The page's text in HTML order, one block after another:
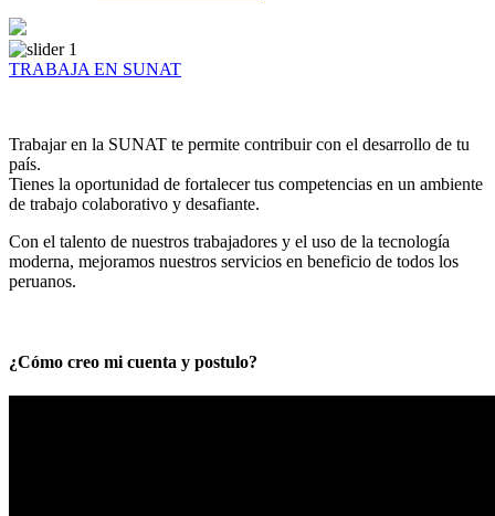
TRABAJA EN SUNAT
Trabajar en la SUNAT te permite contribuir con el desarrollo de tu
país.
Tienes la oportunidad de fortalecer tus competencias en un ambiente
de trabajo colaborativo y desafiante.
Con el talento de nuestros trabajadores y el uso de la tecnología
moderna, mejoramos nuestros servicios en beneficio de todos los
peruanos.
¿Cómo creo mi cuenta y postulo?